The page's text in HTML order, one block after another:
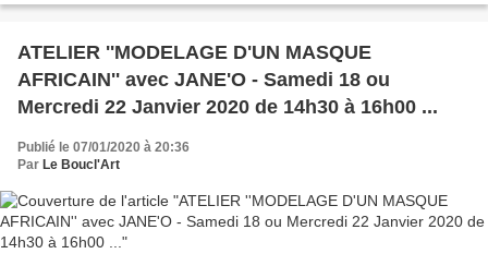
ATELIER ''MODELAGE D'UN MASQUE
AFRICAIN'' avec JANE'O - Samedi 18 ou
Mercredi 22 Janvier 2020 de 14h30 à 16h00 ...
Publié le 07/01/2020 à 20:36
Par Le Boucl'Art